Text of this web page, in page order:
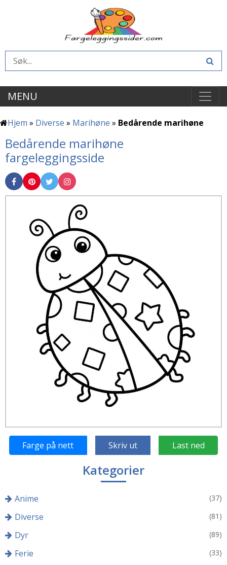
MENU
Hjem » Diverse » Marihøne » Bedårende marihøne
Bedårende marihøne
fargeleggingsside
Farge på nett Skriv ut Last ned
Kategorier
Anime (37)
Diverse (81)
Dyr (89)
Ferie (33)